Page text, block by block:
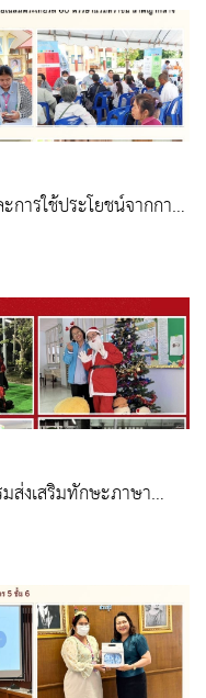
การใช้ประโยชน์จากการ
ส่งเสริมทักษะภาษา
Day ปี 2567